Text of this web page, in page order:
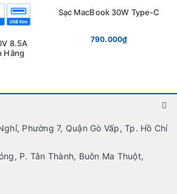
8.5A
Hãng
Sạc MacBook 30W Type-C
790.000₫
Phường 7, Quận Gò Vấp, Tp. Hồ Chí
P. Tân Thành, Buôn Ma Thuột,